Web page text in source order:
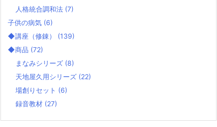
人格統合調和法 (7)
子供の病気 (6)
◆講座（修錬） (139)
◆商品 (72)
まなみシリーズ (8)
天地屋久用シリーズ (22)
場創りセット (6)
録音教材 (27)